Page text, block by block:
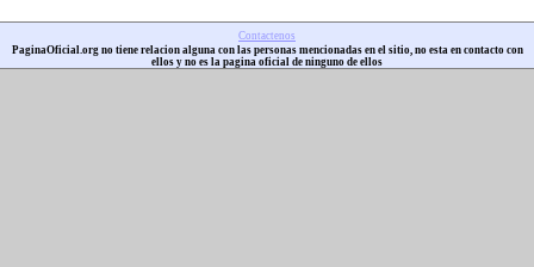
Contactenos
PaginaOficial.org no tiene relacion alguna con las personas mencionadas en el sitio, no esta en contacto con
ellos y no es la pagina oficial de ninguno de ellos